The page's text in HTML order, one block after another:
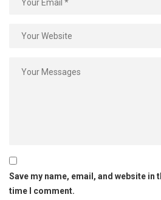
Save my name, email, and website in
time I comment.